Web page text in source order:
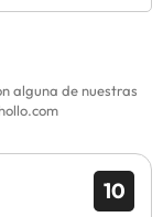
alguna de nuestras
10